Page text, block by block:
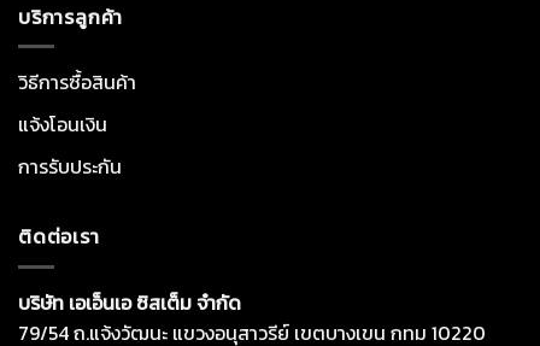
บริการลูกค้า
วิธีการซื้อสินค้า
แจ้งโอนเงิน
การรับประกัน
ติดต่อเรา
บริษัท เอเอ็นเอ ซิสเต็ม จำกัด
79/54 ถ.แจ้งวัฒนะ แขวงอนุสาวรีย์ เขตบางเขน กทม 10220